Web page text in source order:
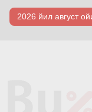
2026 йил август